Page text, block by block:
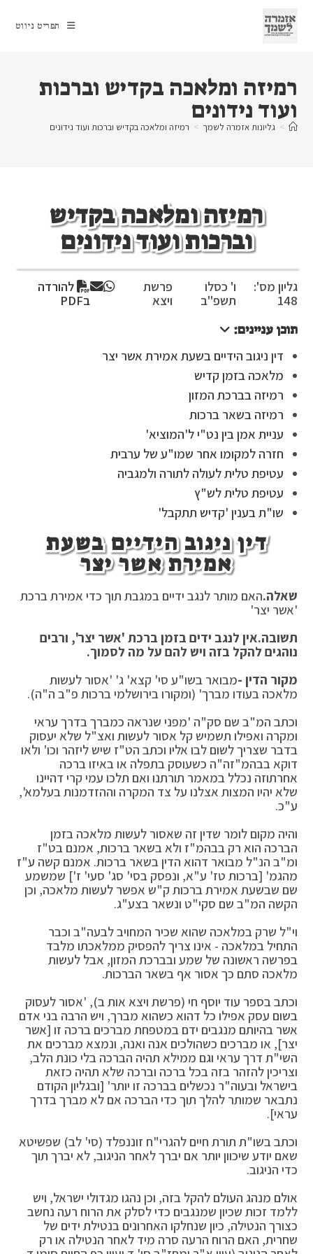
content
תפריט ניווט
רמיזה ומלאכה בקדיש וברכות
ועוד נידונים
> גליונות אזמרה לשמך > רמיזה ומלאכה בקדיש וברכות ועוד נידונים
רמיזה ומלאכה בקדיש
וברכות ועוד נידונים
גליון מס':
148
ו' כסלו
תשפ"ב
פרשת
ויצא
להורדה
בPDF
תוכן עניינים:
דין ניגוב הידיים בשעת אמירת אשר יצר
מלאכה בזמן קדיש
רמיזה בברכת המזון
רמיזה בשאר ברכות
עניית אמן בין נט"י ל'המוציא'
חזרה למקומו אחר שמו"ע של ערבית
עטיפת טלית לעולה לתורה ולמגביה
עטיפת טלית לש"ץ
שו"ת בענין 'קדיש תתקבל'
דין ניגוב הידיים בשעת
אמירת אשר יצר
שאלה.האם מותר לנגב ידיים במגבת תוך כדי אמירת ברכת
'אשר יצר'
תשובה.אין לנגב ידים בזמן ברכת 'אשר יצר', ורבים
נוהגים להקל בזה ויש להם על מה לסמוך.
מקור הדין -מבואר בשו"ע סי' קצא' ג' 'אסור לעשות
מלאכה בעודו מברך' (ומקורו בירושלמי ברכות פ"ב ה"ה).
וכתב המ"ב שם סק"ה 'מפני שנראה כמברך בדרך עראי
ומקרה ואפילו תשמיש קל אסור לעשות ואצ"ל שלא יעסוק
בדבר שצריך לשום לבו אליו וכתב הט"ז שיש ליזהר וכו' ולאו
דוקא בבהמ"זה"ה כשעוסק בתפלה או באיזו ברכה
אחרתוזה נכלל במאמר תורתנו ואם תלכו עמי קרי דהיינו
שלא יהיו המצות אצלנו על צד המקרה וההזדמנות בעלמא',
ע"כ.
והיה מקום לומר שדין זה שאסור לעשות מלאכה בזמן
הברכה הוא רק בבהמ"ז ולא בשאר ברכות, אמנם בט"ז
ומ"ב הנ"ל מבואר דהוא הדין בשאר ברכות. אמנם קשה ע"ז
מהגמ' [ברכות טז' ע"א, ונפסק בסי' סג' סעי' ז'] שמשמע
שם שבשעת אמירת ברכות ק"ש אפשר לעשות מלאכה, וכן
הקשה המ"ב שם סקי"ט ונשאר בצע"ג.
וי"ל שרק במלאכה שהוא שכיר המחויב לבעה"ב וכבר
התחיל במלאכה - אינו צריך להפסיק ממלאכתו מלבד
בפרשה ראשונה של שמע ובברכת המזון, אבל לעשות
מלאכה סתם כך אסור אף בשאר הברכות.
וכתב בספר עוד יוסף חי (פרשת ויצא אות ב), 'אסור לעסוק
בשום עסק אפילו כל דהוא כשהוא מברך, ויש הרבה בני אדם
אשר בהיותם מנגבים ידם במטפחת מברכים ברכה זו [אשר
יצר], או מברכים כשהולכים אנה ואנה, ונמצא מברכים את
השי"ת דרך עראי וגם ממילא תהיה הברכה בלי כונת הלב,
וצריכין להזהר בזה בכל ברכה וברכה שלא תהיה כזאת
בישראל ובעוה"ר נכשלים בברכה זו יותר' [ובגליון הקודם
נתבאר שמותר להלך תוך כדי הברכה אם לא מברך בדרך
עראי].
וכתב בשו"ת תורת חיים להגרי"ח זוננפלד (סי' לב) שפשיטא
שאם יודע שיכוון יותר אם יברך לאחר הניגוב, לא יברך תוך
כדי הניגוב.
אולם מנהג העולם להקל בזה, וכן נהגו מגדולי ישראל, ויש
ללמד זכות שכיון שמנגבים כדי לסלק את הרוח רעה נחשב
כצורך הנטילה, כיון שנחלקו האחרונים בנטילת ידים של
שחרית, האם הרוח הרעה סרה מיד לאחר הנטילה או רק